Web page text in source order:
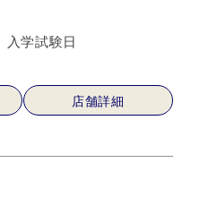
入学試験日
店舗詳細